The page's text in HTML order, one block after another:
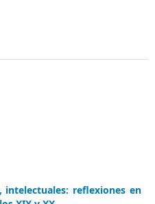
intelectuales: reflexiones en